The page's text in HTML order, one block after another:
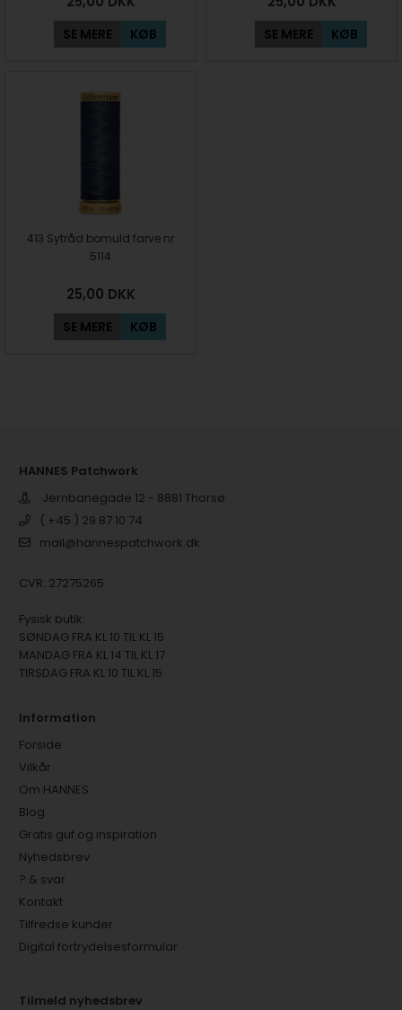
SE MERE KØB SE MERE KØB
413 Sytråd bomuld farve nr
5114
25,00 DKK
SE MERE KØB
HANNES Patchwork
Jernbanegade 12 - 8881 Thorsø
( +45 ) 29 87 10 74
mail@hannespatchwork.dk
CVR: 27275265
Fysisk butik:
SØNDAG FRA KL 10 TIL KL 15
MANDAG FRA KL 14 TIL KL 17
TIRSDAG FRA KL 10 TIL KL 15
Information
Forside
Vilkår
Om HANNES
Blog
Gratis guf og inspiration
Nyhedsbrev
? & svar
Kontakt
Tilfredse kunder
Digital fortrydelsesformular
Tilmeld nyhedsbrev